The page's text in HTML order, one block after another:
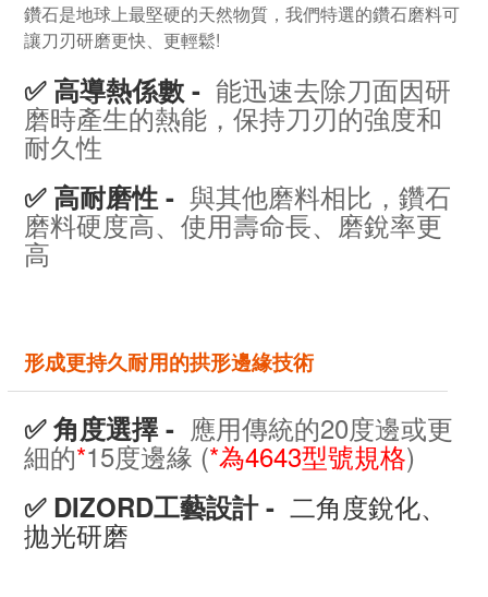
鑽石是地球上最堅硬的天然物質， 我們特選的鑽石磨料可
讓刀刃研磨更快、更輕鬆!
✅ 高導熱係數 - 能迅速去除刀面因研
磨時產生的熱能，保持刀刃的強度和
耐久性
✅ 高耐磨性 - 與其他磨料相比，鑽石
磨料硬度高、使用壽命長、磨銳率更
高
形成更持久耐用的拱形邊緣技術
✅ 角度選擇 - 應用傳統的20度邊或更
細的*15度邊緣 (*為4643型號規格)
✅ DIZORD工藝設計 - 二角度銳化、
拋光研磨